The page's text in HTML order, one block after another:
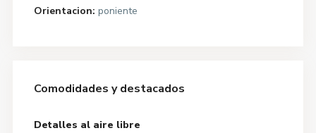
Orientacion: poniente
Comodidades y destacados
Detalles al aire libre